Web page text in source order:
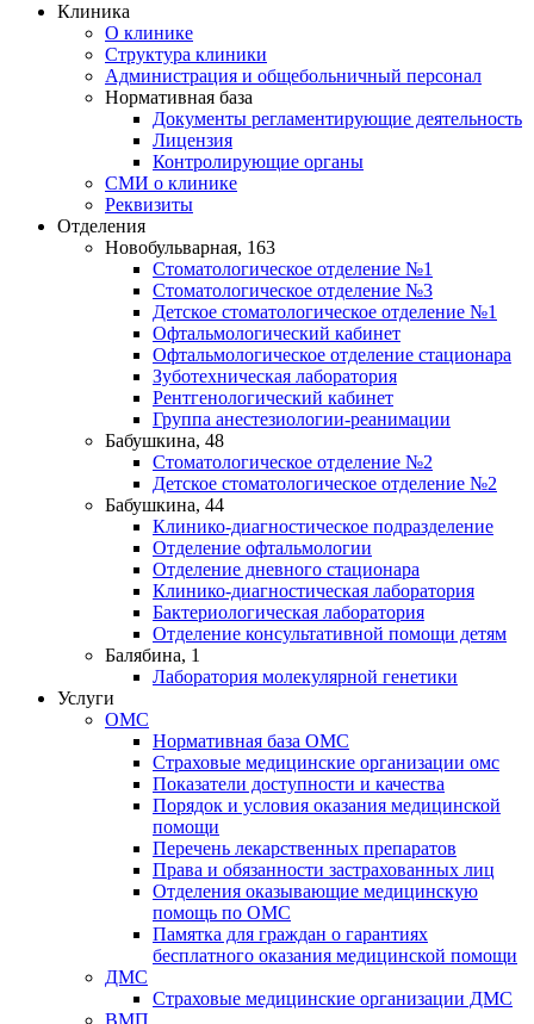
Клиника
О клинике
Структура клиники
Администрация и общебольничный персонал
Нормативная база
Документы регламентирующие деятельность
Лицензия
Контролирующие органы
СМИ о клинике
Реквизиты
Отделения
Новобульварная, 163
Стоматологическое отделение №1
Стоматологическое отделение №3
Детское стоматологическое отделение №1
Офтальмологический кабинет
Офтальмологическое отделение стационара
Зуботехническая лаборатория
Рентгенологический кабинет
Группа анестезиологии-реанимации
Бабушкина, 48
Стоматологическое отделение №2
Детское стоматологическое отделение №2
Бабушкина, 44
Клинико-диагностическое подразделение
Отделение офтальмологии
Отделение дневного стационара
Клинико-диагностическая лаборатория
Бактериологическая лаборатория
Отделение консультативной помощи детям
Балябина, 1
Лаборатория молекулярной генетики
Услуги
ОМС
Нормативная база ОМС
Страховые медицинские организации омс
Показатели доступности и качества
Порядок и условия оказания медицинской
помощи
Перечень лекарственных препаратов
Права и обязанности застрахованных лиц
Отделения оказывающие медицинскую
помощь по ОМС
Памятка для граждан о гарантиях
бесплатного оказания медицинской помощи
ДМС
Страховые медицинские организации ДМС